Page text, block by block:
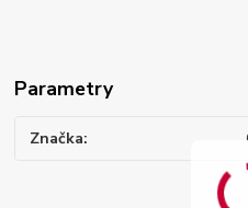
Parametry
Značka